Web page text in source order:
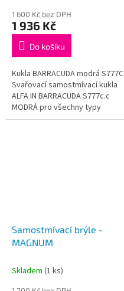
1 600 Kč bez DPH
1 936 Kč
Do košíku
Kukla BARRACUDA modrá S777C
Svařovací samostmívací kukla
ALFA IN BARRACUDA S777c.c
MODRÁ pro všechny typy
svařování, broušení i plazmové
Samostmívací brýle -
MAGNUM
Skladem (1 ks)